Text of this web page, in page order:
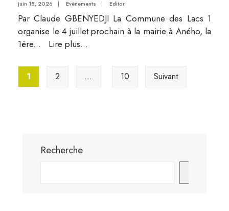
juin 15, 2026 | Evènements | Editor
Par Claude GBENYEDJI La Commune des Lacs 1
organise le 4 juillet prochain à la mairie à Aného, la
1ère... Lire plus...
Pagination
des
1 2 … 10 Suivant
Recherche